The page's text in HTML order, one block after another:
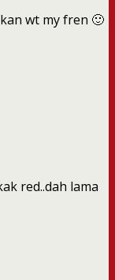
wt my fren 🙂
red..dah lama